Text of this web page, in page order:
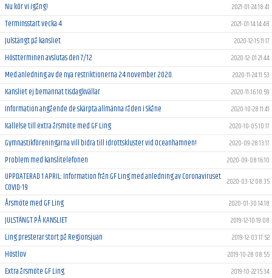
Nu kör vi igång! 2021-01-24 18:41
Terminsstart vecka 4 2021-01-14 14:48
Julstängt på kansliet 2020-12-15 11:17
Höstterminen avslutas den 7/12 2020-12-01 21:44
Med anledning av de nya restriktionerna 24 november 2020. 2020-11-24 11:53
Kansliet ej bemannat tisdagkvällar 2020-11-16 10:59
Information angående de skärpta allmänna råden i Skåne 2020-10-28 11:41
Kallelse till extra årsmöte med GF Ling 2020-10-05 10:17
Gymnastikföreningarna vill bidra till idrottskluster vid Oceanhamnen! 2020-09-28 13:17
Problem med kanslitelefonen 2020-09-08 16:10
UPPDATERAD 1 APRIL: Information från GF Ling med anledning av Coronaviruset
COVID-19
2020-03-12 08:35
Årsmöte med GF Ling 2020-01-30 14:18
JULSTÄNGT PÅ KANSLIET 2019-12-10 19:08
Ling presterar stort på Regionsjuan 2019-12-03 17:52
Höstlov 2019-10-28 08:55
Extra årsmöte GF Ling 2019-10-22 15:34